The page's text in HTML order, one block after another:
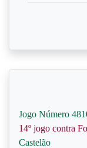
Jogo Número
14º jogo contra
Castelão